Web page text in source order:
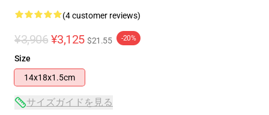
(4 customer reviews)
¥3,906 ¥3,125 $21.55 -20%
Size
14x18x1.5cm
サイズガイドを見る